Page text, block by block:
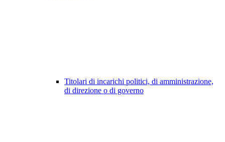
Titolari di incarichi politici, di amministrazione,
di direzione o di governo